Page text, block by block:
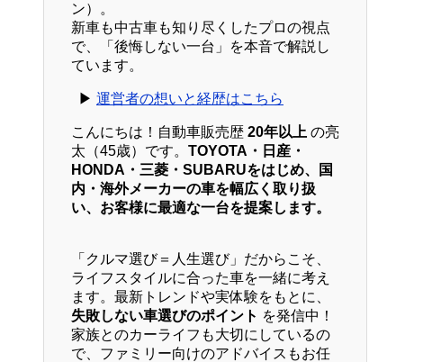
ン）。
新車も中古車も知り尽くしたプロの視点
で、「後悔しない一台」を本音で解説し
ています。
▶︎ 運営者の想いと経歴はこちら
こんにちは！自動車販売歴 20年以上 の亮
太（45歳）です。 TOYOTA・日産・
HONDA・三菱・SUBARUをはじめ、国
内・海外メーカーの車を幅広く取り扱
い、お客様に最適な一台を提案します。
「クルマ選び＝人生選び」だからこそ、
ライフスタイルに合った車を一緒に考え
ます。最新トレンドや実体験をもとに、
失敗しない車選びのポイント を発信中！
家族とのカーライフも大切にしているの
で、ファミリー向けのアドバイスもお任